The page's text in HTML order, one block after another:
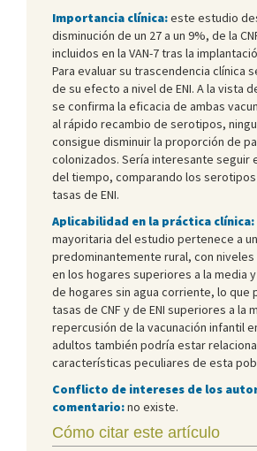
Importancia clínica:este estudio
disminución de un 27 a un 9%, de la
incluidos en la VAN-7 tras la
Para evaluar su trascendencia clínica
de su efecto a nivel de ENI. A la vista
se confirma la eficacia de ambas
al rápido recambio de serotipos,
consigue disminuir la proporción de
colonizados. Sería interesante seguir
del tiempo, comparando los
tasas de ENI.
Aplicabilidad en la práctica clínica:
mayoritaria del estudio pertenece a
predominantemente rural, con niveles
en los hogares superiores a la media
de hogares sin agua corriente, lo que
tasas de CNF y de ENI superiores a la
repercusión de la vacunación infantil
adultos también podría estar
características peculiares de esta
Conflicto de intereses de los
comentario:no existe.
Cómo citar este artículo